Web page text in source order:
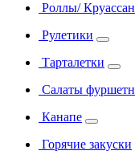
Роллы/
Рулетики
Тарталетки
Салаты
Канапе
Горячие закуски